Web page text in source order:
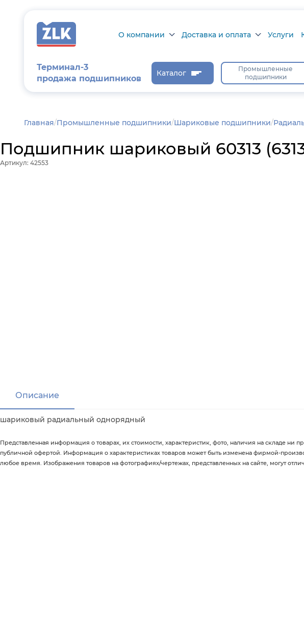
О компании
О компании
Сертификаты на
продукцию
Новости
диагностика
Доставка и оплата
Доставка и оплата
Возврат товара
Услуги
Терминал-3
продажа подшипников
Каталог
Промышленные
подшипники
Главная/Промышленные подшипники Шариковые подшипники/
Подшипник шариковый 60313
Артикул: 42553
Описание
шариковый радиальный однорядный
Представленная информация о товарах, их стоимости, характеристик, фото, наличия на складе ни
публичной офертой. Информация о характеристиках товаров может быть изменена фирмой-
любое время. Изображения товаров на фотографиях/чертежах, представленных на сайте, могут